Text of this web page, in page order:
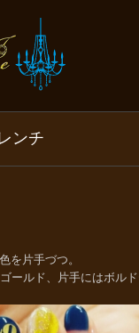
ンチ
を片手づつ。
ールド、片手にはボル